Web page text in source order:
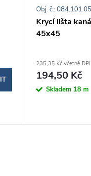
Krycí lišta
45x45
235,35 Kč včetně
194,50 Kč
Skladem 18 m
Obj. č.: